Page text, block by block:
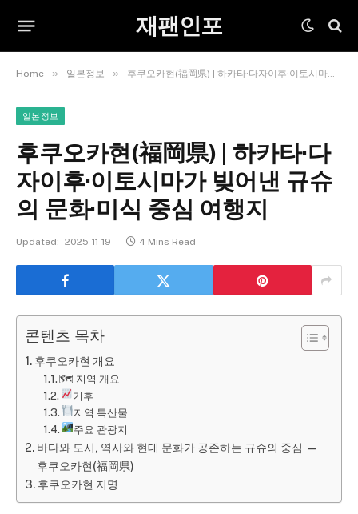
재팬인포
Home » 일본정보 » 후쿠오카현(福岡県) | 하카타·다자이후·이토시마가 빚어낸 규슈의 문화·미식 중심 여행지
일본정보
후쿠오카현(福岡県) | 하카타·다
자이후·이토시마가 빚어낸 규슈
의 문화·미식 중심 여행지
Updated: 2025-11-19 4 Mins Read
콘텐츠 목차
후쿠오카현 개요
🗺︎ 지역 개요
기후
지역 특산물
주요 관광지
바다와 도시, 역사와 현대 문화가 공존하는 규슈의 중심 —
후쿠오카현(福岡県)
후쿠오카현 지명